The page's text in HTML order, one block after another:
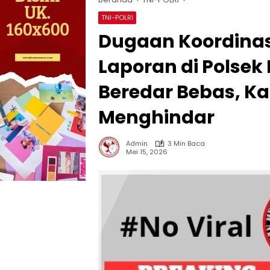
TNI-POLRI
Dugaan
Laporan di Polsek
Beredar Bebas,
Menghindar
Admin
3 Min Baca
Mei 15, 2026